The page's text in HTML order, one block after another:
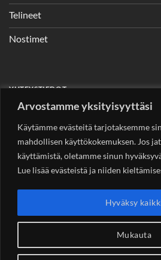
Arvostamme yksityisyyttäsi
Käytämme evästeitä tarjotaksemme
mahdollisen käyttökokemuksen. Jos
käyttämistä, oletamme sinun
Lue lisää evästeistä ja niiden
Mukauta
Hyväksy
Telineet
Nostimet
YHTEYSTIEDOT
Helsingin Rakennuskonevuokraus
Copyright 2026 ©